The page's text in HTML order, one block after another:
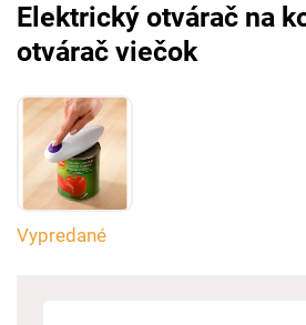
Elektrický otvárač na
otvárač viečok
Vypredané